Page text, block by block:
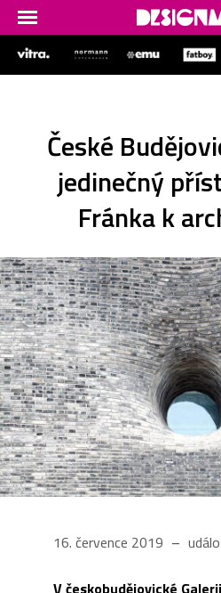
České
jedinečný
Fránka k
16. července 2019
V českobudějovické